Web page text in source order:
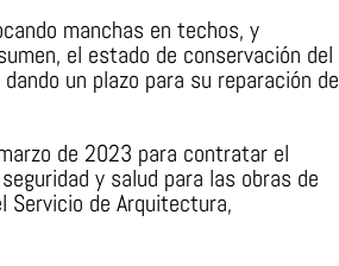
manchas en techos, y
el estado de conservación del
un plazo para su reparación de
de 2023 para contratar el
y salud para las obras de
Servicio de Arquitectura,